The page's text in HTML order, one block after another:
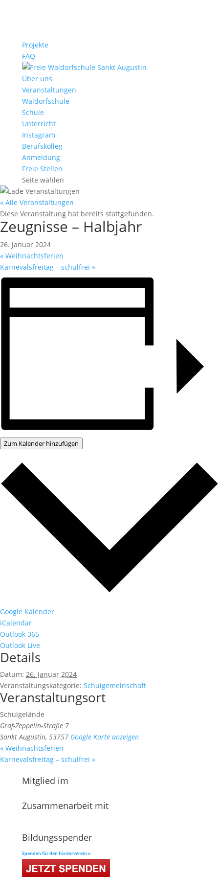
Projekte
FAQ
Über uns
Veranstaltungen
Waldorfschule
Schule
Unterricht
Instagram
Berufskolleg
Anmeldung
Freie Stellen
Seite wählen
« Alle Veranstaltungen
Diese Veranstaltung hat bereits stattgefunden.
Zeugnisse – Halbjahr
26. Januar 2024
« Weihnachtsferien
Karnevalsfreitag – schulfrei »
Zum Kalender hinzufügen
Google Kalender
iCalendar
Outlook 365
Outlook Live
Details
Datum: 26. Januar 2024
Veranstaltungskategorie: Schulgemeinschaft
Veranstaltungsort
Schulgelände
Graf-Zeppelin-Straße 7
Sankt Augustin, 53757 Google Karte anzeigen
« Weihnachtsferien
Karnevalsfreitag – schulfrei »
Mitglied im
Zusammenarbeit mit
Bildungsspender
Spenden für den Förderverein »